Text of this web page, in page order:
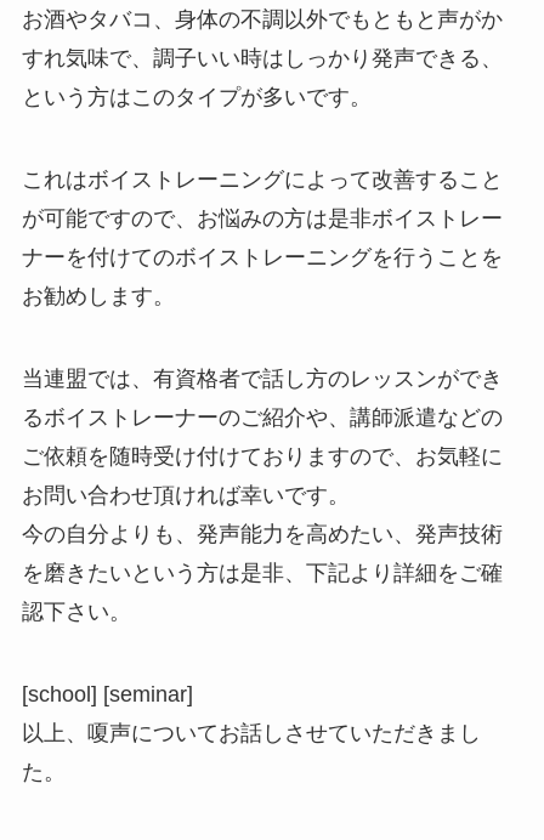
お酒やタバコ、身体の不調以外でもともと声がか
すれ気味で、調子いい時はしっかり発声できる、
という方はこのタイプが多いです。
これはボイストレーニングによって改善すること
が可能ですので、お悩みの方は是非ボイストレー
ナーを付けてのボイストレーニングを行うことを
お勧めします。
当連盟では、有資格者で話し方のレッスンができ
るボイストレーナーのご紹介や、講師派遣などの
ご依頼を随時受け付けておりますので、お気軽に
お問い合わせ頂ければ幸いです。
今の自分よりも、発声能力を高めたい、発声技術
を磨きたいという方は是非、下記より詳細をご確
認下さい。
[school] [seminar]
以上、嗄声についてお話しさせていただきまし
た。